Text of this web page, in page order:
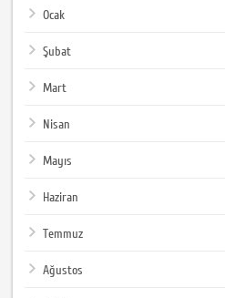
Ocak
Şubat
Mart
Nisan
Mayıs
Haziran
Temmuz
Ağustos